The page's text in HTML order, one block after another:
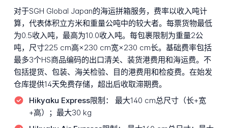
对于SGH Global Japan的海运拼箱服务，费率以收入吨计
算，代表体积立方米和重量公吨中的较大者。每票货物最低
为0.5收入吨，最高为10.0收入吨。每包裹限制为重量2公
吨，尺寸225 cm高×230 cm宽×230 cm长。基础费率包括
最多3个HS商品编码的出口清关、装货港费用和海运费。不
包括提货、包装、海关检验、目的港费用和检疫费。在始发
仓库提供14天免费存储，超出后收取滞期费。
Hikyaku Express限制：
最大140 cm总尺寸（长+宽
+高）；最大30 kg